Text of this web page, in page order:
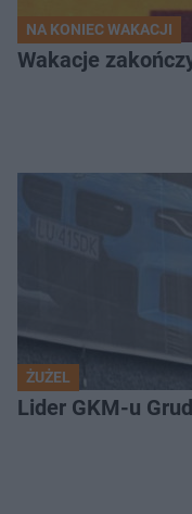
NA KONIEC WAKACJI
Wakacje
ŻUŻEL
Lider GKM-u